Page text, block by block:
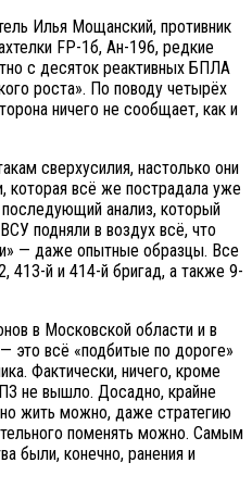
Илья Мощанский, противник
FP-1б, Ан-196, редкие
с десяток реактивных БПЛА
роста». По поводу четырёх
ничего не сообщает, как и
сверхусилия, настолько они
которая всё же пострадала уже
анализ, который
подняли в воздух всё, что
— даже опытные образцы. Все
й и 414-й бригад, а также 9-
в Московской области и в
это всё «подбитые по дороге»
Фактически, ничего, кроме
не вышло. Досадно, крайне
жить можно, даже стратегию
поменять можно. Самым
были, конечно, ранения и